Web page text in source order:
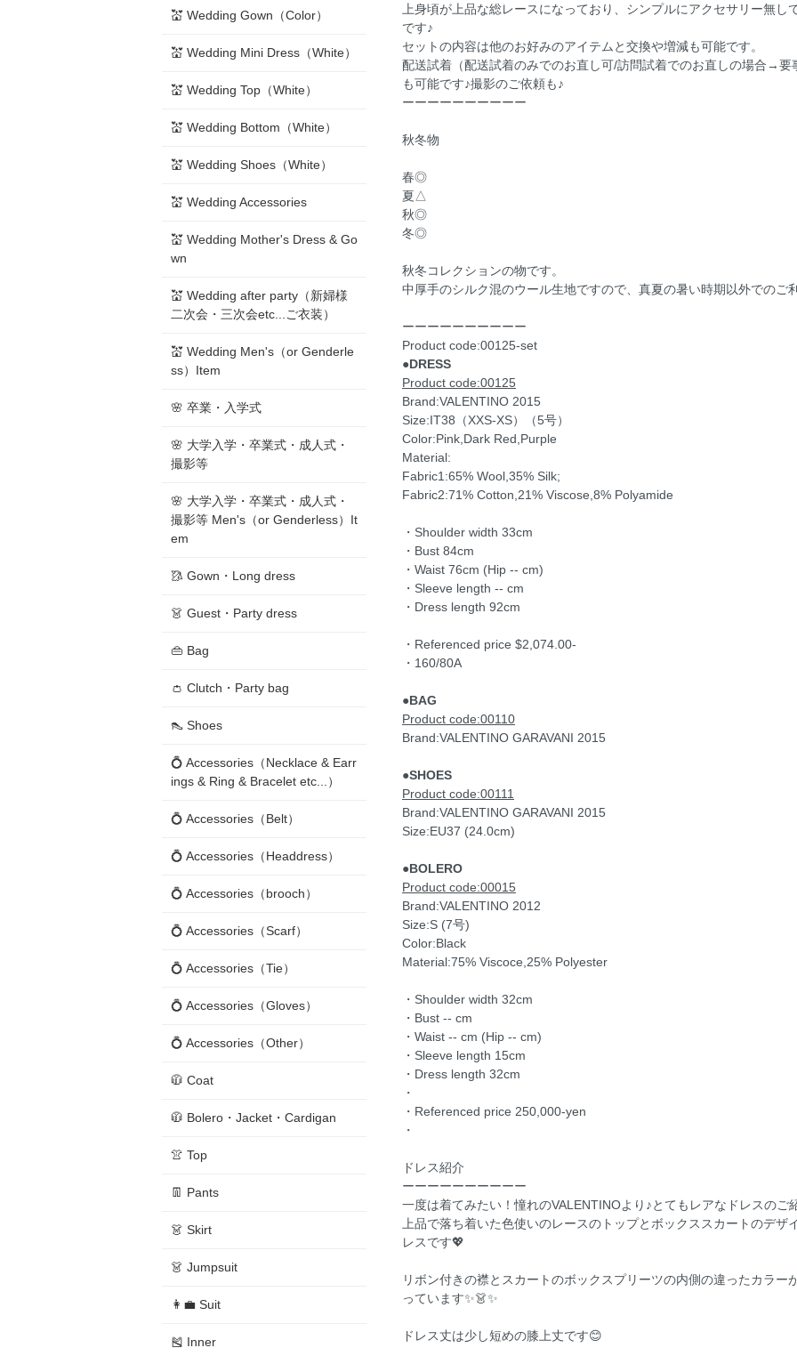
上身頃が上品な総レースになっており、シンプルにアクセサリー無
です♪
セットの内容は他のお好みのアイテムと交換や増減も可能です。
配送試着（配送試着のみでのお直し可/訪問試着でのお直しの場合→
も可能です♪撮影のご依頼も♪
ーーーーーーーーーー
秋冬物
春◎
夏△
秋◎
冬◎
秋冬コレクションの物です。
中厚手のシルク混のウール生地ですので、真夏の暑い時期以外でのご
ーーーーーーーーーー
Product code:00125-set
●DRESS
Product code:00125
Brand:VALENTINO 2015
Size:IT38（XXS-XS）（5号）
Color:Pink,Dark Red,Purple
Material:
Fabric1:65% Wool,35% Silk;
Fabric2:71% Cotton,21% Viscose,8% Polyamide
・Shoulder width 33cm
・Bust 84cm
・Waist 76cm (Hip -- cm)
・Sleeve length -- cm
・Dress length 92cm
・Referenced price $2,074.00-
・160/80A
●BAG
Product code:00110
Brand:VALENTINO GARAVANI 2015
●SHOES
Product code:00111
Brand:VALENTINO GARAVANI 2015
Size:EU37 (24.0cm)
●BOLERO
Product code:00015
Brand:VALENTINO 2012
Size:S (7号)
Color:Black
Material:75% Viscoce,25% Polyester
・Shoulder width 32cm
・Bust -- cm
・Waist -- cm (Hip -- cm)
・Sleeve length 15cm
・Dress length 32cm
・
・Referenced price 250,000-yen
・
ドレス紹介
ーーーーーーーーーー
一度は着てみたい！憧れのVALENTINOより♪とてもレアなドレスのご
上品で落ち着いた色使いのレースのトップとボックススカートのデ
レスです💖
リボン付きの襟とスカートのボックスプリーツの内側の違ったカラー
っています✨👗✨
ドレス丈は少し短めの膝上丈です😊
💒 Wedding Gown（Color）
💒 Wedding Mini Dress（White）
💒 Wedding Top（White）
💒 Wedding Bottom（White）
💒 Wedding Shoes（White）
💒 Wedding Accessories
💒 Wedding Mother's Dress & Go
wn
💒 Wedding after party（新婦様
二次会・三次会etc...ご衣装）
💒 Wedding Men's（or Genderle
ss）Item
🌸 卒業・入学式
🌸 大学入学・卒業式・成人式・
撮影等
🌸 大学入学・卒業式・成人式・
撮影等 Men's（or Genderless）It
em
🥻 Gown・Long dress
👗 Guest・Party dress
👜 Bag
👛 Clutch・Party bag
👠 Shoes
💍 Accessories（Necklace & Earr
ings & Ring & Bracelet etc...）
💍 Accessories（Belt）
💍 Accessories（Headdress）
💍 Accessories（brooch）
💍 Accessories（Scarf）
💍 Accessories（Tie）
💍 Accessories（Gloves）
💍 Accessories（Other）
🧥 Coat
🧥 Bolero・Jacket・Cardigan
👚 Top
👖 Pants
👗 Skirt
👗 Jumpsuit
👩‍💼 Suit
🎽 Inner